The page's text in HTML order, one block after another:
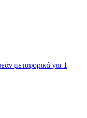
μεταφορικά για 1